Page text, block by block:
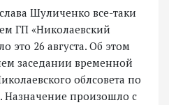
Шуличенко все-таки
ГП «Николаевский
это 26 августа. Об этом
заседании временной
облсовета по
Назначение произошло с